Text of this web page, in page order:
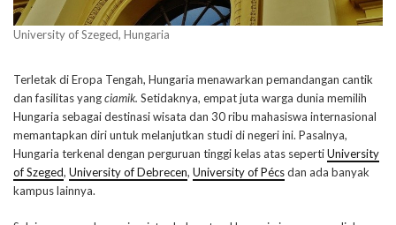
University of Szeged, Hungaria
Terletak di Eropa Tengah, Hungaria menawarkan pemandangan cantik
dan fasilitas yangciamik. Setidaknya, empat juta warga dunia memilih
Hungaria sebagai destinasi wisata dan 30 ribu mahasiswa internasional
memantapkan diri untuk melanjutkan studi di negeri ini. Pasalnya,
Hungaria terkenal dengan perguruan tinggi kelas atas sepertiUniversity
of Szeged, University of Debrecen, University of Pécsdan ada banyak
kampus lainnya.